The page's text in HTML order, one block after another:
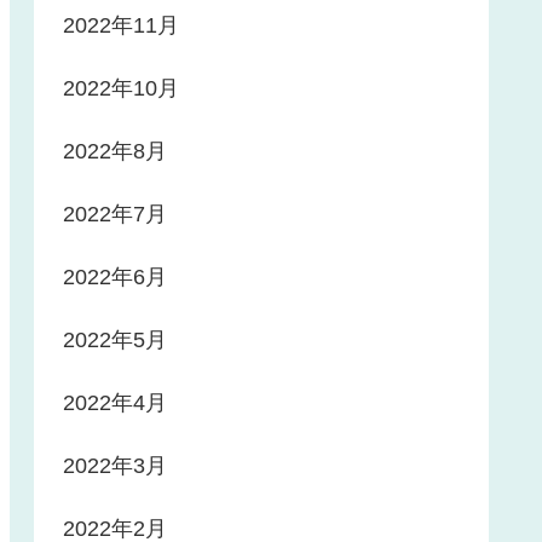
2022年11月
2022年10月
2022年8月
2022年7月
2022年6月
2022年5月
2022年4月
2022年3月
2022年2月